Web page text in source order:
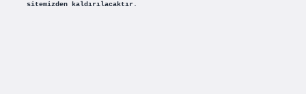
sitemizden kaldırılacaktır.